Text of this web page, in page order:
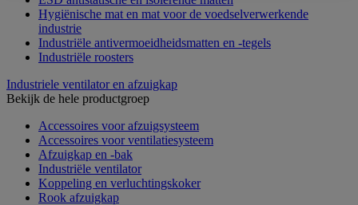
Hygiënische mat en mat voor de voedselverwerkende
industrie
Industriële antivermoeidheidsmatten en -tegels
Industriële roosters
Industriele ventilator en afzuigkap
Bekijk de hele productgroep
Accessoires voor afzuigsysteem
Accessoires voor ventilatiesysteem
Afzuigkap en -bak
Industriële ventilator
Koppeling en verluchtingskoker
Rook afzuigkap